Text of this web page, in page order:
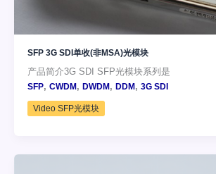
SFP 3G SDI单收(非MSA)光模块
产品简介3G SDI SFP光模块系列是
SFP, CWDM, DWDM, DDM, 3G SDI
Video SFP光模块